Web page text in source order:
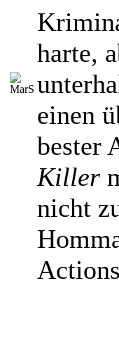
harte,
einen
bester
Killer
nicht